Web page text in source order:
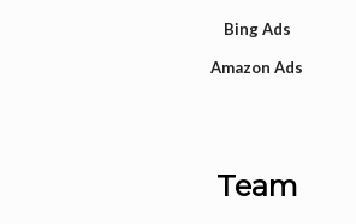
Bing Ads
Amazon Ads
Team